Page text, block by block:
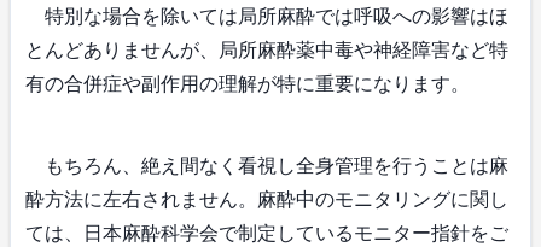
特別な場合を除いては局所麻酔では呼吸への影響はほ
とんどありませんが、局所麻酔薬中毒や神経障害など特
有の合併症や副作用の理解が特に重要になります。
もちろん、絶え間なく看視し全身管理を行うことは麻
酔方法に左右されません。麻酔中のモニタリングに関し
ては、日本麻酔科学会で制定しているモニター指針をご